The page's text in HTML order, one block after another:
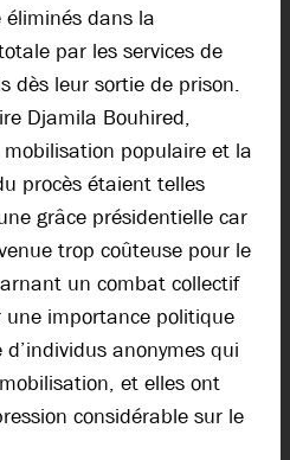
dans la
par les services de
dès leur sortie de prison.
Djamila Bouhired,
populaire et la
procès étaient telles
grâce présidentielle car
trop coûteuse pour le
un combat collectif
importance politique
anonymes qui
et elles ont
considérable sur le